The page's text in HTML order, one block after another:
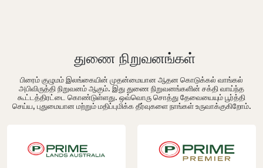
துணை நிறுவனங்கள்
பிரைம் குழுமம் இலங்கையின் முதன்மையான ஆதன கொடுக்கல் வாங்கல்
அபிவிருத்தி நிறுவனம் ஆகும். இது துணை நிறுவனங்களின் சக்தி வாய்ந்த
கூட்டத்திரட்டை கொண்டுள்ளது. ஒவ்வொரு சொத்து தேவையையும் பூர்த்தி
செய்ய, புதுமையான மற்றும் மதிப்புமிக்க தீர்வுகளை நாங்கள் உருவாக்குகிறோம்.